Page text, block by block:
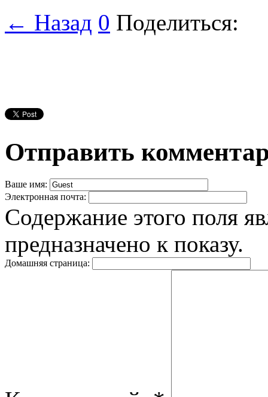
← Назад 0 Поделиться:
Отправить
Ваше имя:
Электронная почта:
Содержание этого поля
предназначено к показу.
Домашняя страница: